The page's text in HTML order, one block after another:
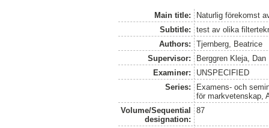
Main title:
Naturlig förekomst
Subtitle:
test av olika
Authors:
Tjernberg, Beatrice
Supervisor:
Berggren Kleja, Dan
Examiner:
UNSPECIFIED
Series:
Examens- och
för markvetenskap,
Volume/Sequential
designation:
87